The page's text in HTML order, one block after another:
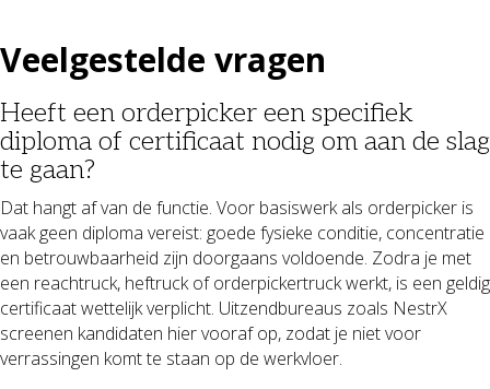
Veelgestelde vragen
Heeft een orderpicker een specifiek
diploma of certificaat nodig om aan de slag
te gaan?
Dat hangt af van de functie. Voor basiswerk als orderpicker is
vaak geen diploma vereist: goede fysieke conditie, concentratie
en betrouwbaarheid zijn doorgaans voldoende. Zodra je met
een reachtruck, heftruck of orderpickertruck werkt, is een geldig
certificaat wettelijk verplicht. Uitzendbureaus zoals NestrX
screenen kandidaten hier vooraf op, zodat je niet voor
verrassingen komt te staan op de werkvloer.